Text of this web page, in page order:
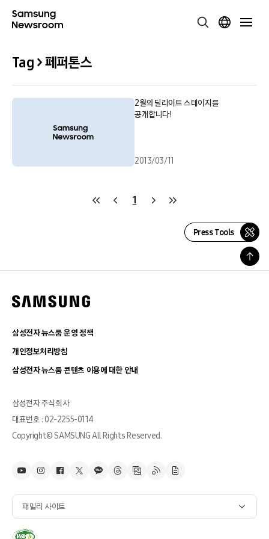
Tag > 페퍼톤스
2월의 딜라이트 스테이지를
공개합니다!
2013/03/11
1
Press Tools
삼성전자 뉴스룸 운영 정책
개인정보처리방침
삼성전자 뉴스룸 콘텐츠 이용에 대한 안내
삼성전자 주식회사
대표번호 : 02-2255-0114
Copyright© SAMSUNG All Rights Reserved.
패밀리 사이트